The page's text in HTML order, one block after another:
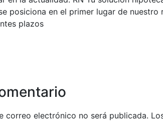
posiciona en el primer lugar de
plazos
correo electrónico no será publicada.